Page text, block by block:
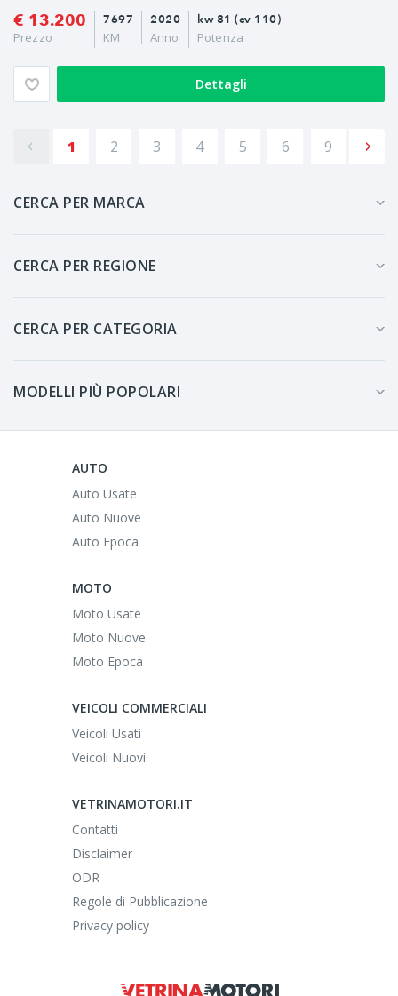
€ 13.200
Prezzo
2020
Anno
7697
KM
kw 81 (cv 110)
Potenza
Dettagli
1 2 3 4 5 6 9
CERCA PER MARCA
CERCA PER REGIONE
CERCA PER CATEGORIA
MODELLI PIÙ POPOLARI
AUTO
Auto Usate
Auto Nuove
Auto Epoca
MOTO
Moto Usate
Moto Nuove
Moto Epoca
VEICOLI COMMERCIALI
Veicoli Usati
Veicoli Nuovi
VETRINAMOTORI.IT
Contatti
Disclaimer
ODR
Regole di Pubblicazione
Privacy policy